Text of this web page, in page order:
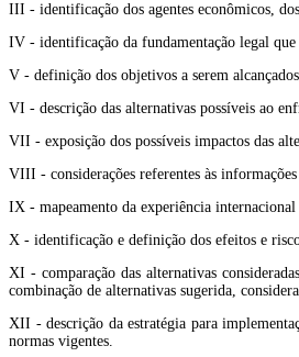
III - identificação dos agentes econômicos,
IV - identificação da fundamentação legal
V - definição dos objetivos a serem
VI - descrição das alternativas possíveis ao
VII - exposição dos possíveis impactos das
VIII - considerações referentes às
IX - mapeamento da experiência
X - identificação e definição dos efeitos e
XI - comparação das alternativas
combinação de alternativas sugerida,
XII - descrição da estratégia para
normas vigentes.